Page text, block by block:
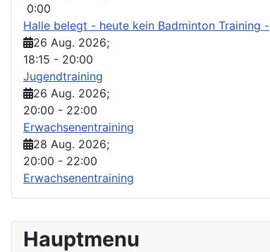
Hauptmenu
0:00
Halle belegt - heute kein Badminton Training -
26 Aug. 2026;
18:15 - 20:00
Jugendtraining
26 Aug. 2026;
20:00 - 22:00
Erwachsenentraining
28 Aug. 2026;
20:00 - 22:00
Erwachsenentraining